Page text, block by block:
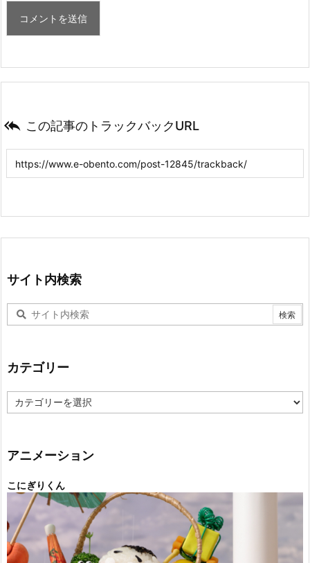
 この記事のトラックバックURL
サイト内検索
カテゴリー
テ
ー
アニメーション
こにぎりくん